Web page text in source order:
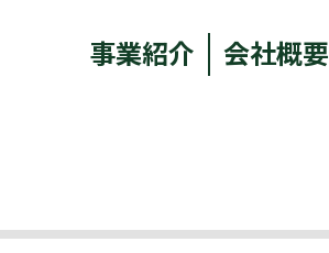
事業紹介 会社概要